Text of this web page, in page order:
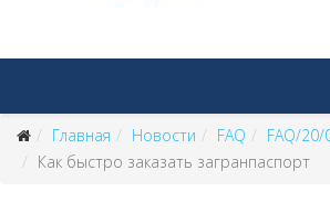
Главная Новости FAQ
FAQ/20/
Как быстро заказать загранпаспорт